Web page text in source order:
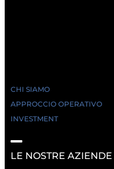
CHI SIAMO
APPROCCIO OPERATIVO
INVESTMENT
LE NOSTRE AZIENDE